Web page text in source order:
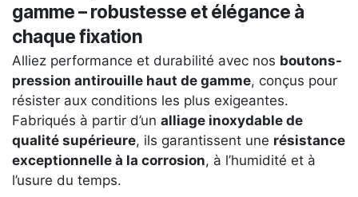
gamme – robustesse et élégance à
chaque fixation
Alliez performance et durabilité avec nos boutons-
pression antirouille haut de gamme, conçus pour
résister aux conditions les plus exigeantes.
Fabriqués à partir d’un alliage inoxydable de
qualité supérieure, ils garantissent une résistance
exceptionnelle à la corrosion, à l’humidité et à
l’usure du temps.